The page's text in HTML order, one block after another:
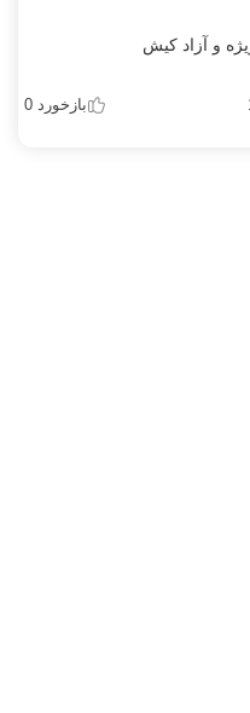
و آزاد کیش
بازخورد 0